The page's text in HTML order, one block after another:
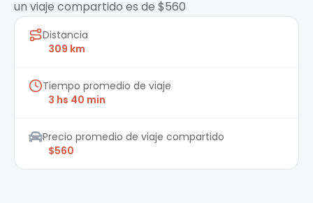
un viaje compartido es de $560
Distancia
309 km
Tiempo promedio de viaje
3 hs 40 min
Precio promedio de viaje compartido
$560